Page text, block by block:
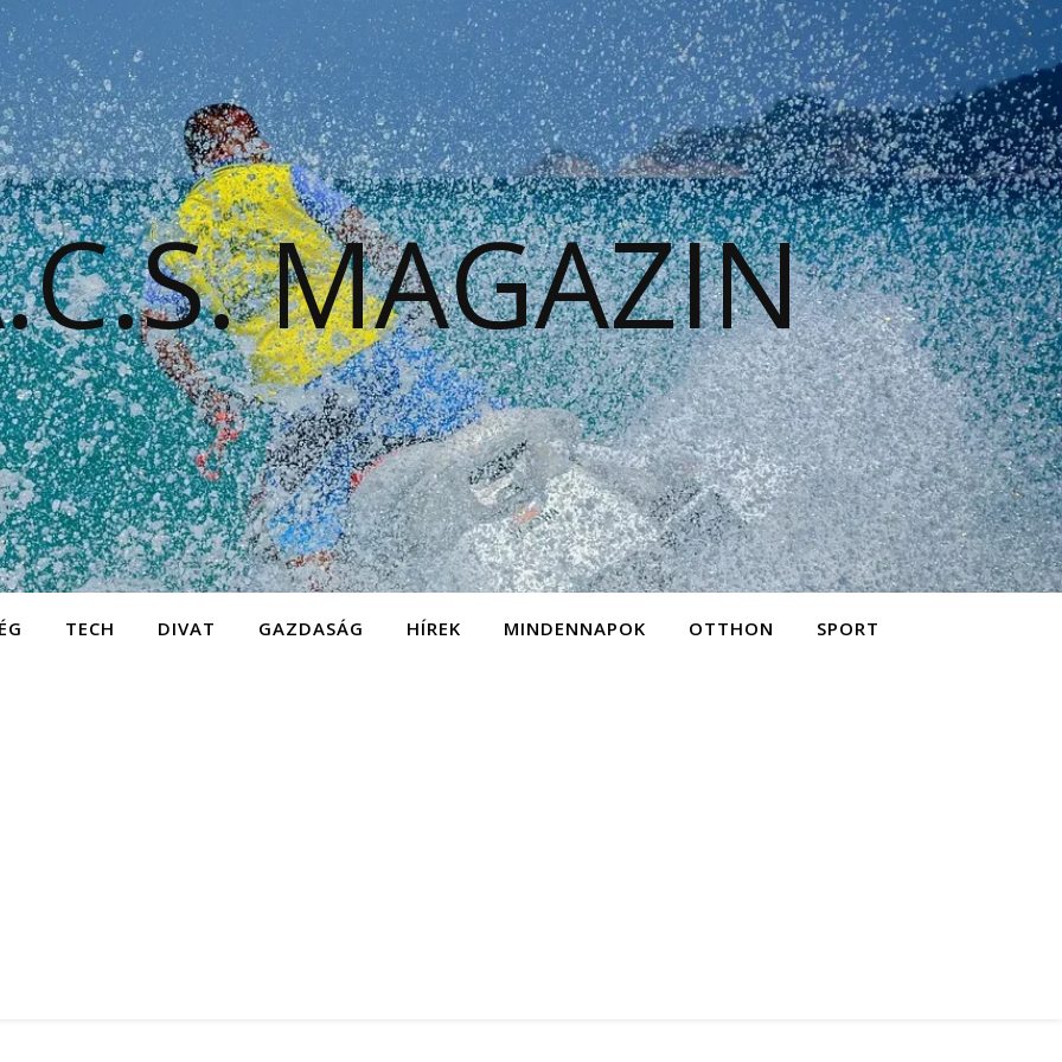
MAGAZIN
TECH DIVAT GAZDASÁG HÍREK MINDENNAPOK OTTHON SPORT